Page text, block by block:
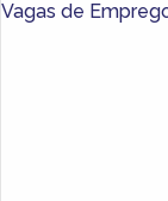
Vagas de